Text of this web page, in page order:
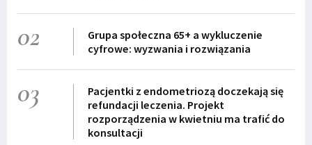
02
Grupa społeczna 65+ a wykluczenie
cyfrowe: wyzwania i rozwiązania
03
Pacjentki z endometriozą doczekają się
refundacji leczenia. Projekt
rozporządzenia w kwietniu ma trafić do
konsultacji